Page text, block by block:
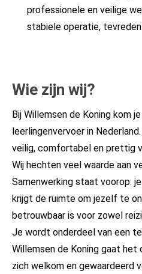
professionele en veilige
stabiele operatie,
Wie zijn wij?
Bij Willemsen de Koning kom
leerlingenvervoer in
veilig, comfortabel en prettig
Wij hechten veel waarde aan
Samenwerking staat voorop:
krijgt de ruimte om jezelf te
betrouwbaar is voor zowel
Je wordt onderdeel van een
Willemsen de Koning gaat het
zich welkom en gewaardeerd